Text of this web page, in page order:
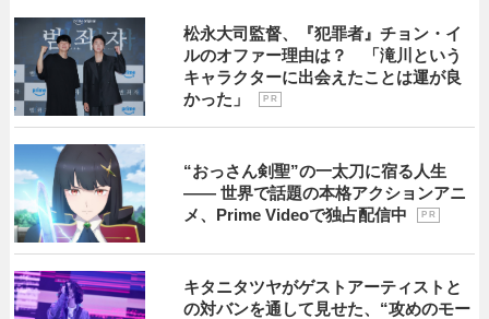
松永大司監督、『犯罪者』チョン・イ
ルのオファー理由は？ 「滝川という
キャラクターに出会えたことは運が良
かった」
P R
“おっさん剣聖”の一太刀に宿る人生
―― 世界で話題の本格アクションアニ
メ、Prime Videoで独占配信中
P R
キタニタツヤがゲストアーティストと
の対バンを通して見せた、“攻めのモー